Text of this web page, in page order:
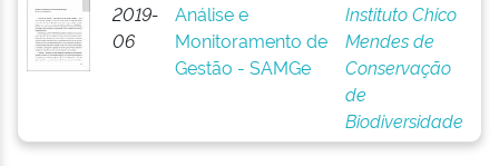
2019-
06
Análise e
Monitoramento de
Gestão - SAMGe
Instituto Chico
Mendes de
Conservação
de
Biodiversidade